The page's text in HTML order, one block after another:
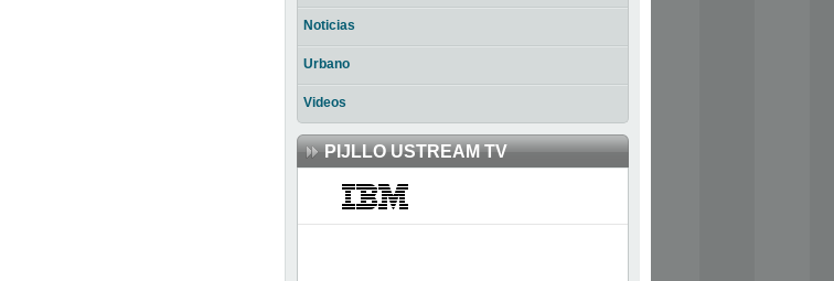
Noticias
Urbano
Videos
PIJLLO USTREAM TV